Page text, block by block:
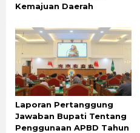
Kemajuan Daerah
Laporan Pertanggung
Jawaban Bupati Tentang
Penggunaan APBD Tahun